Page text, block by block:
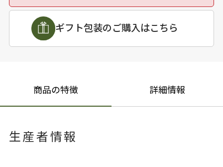
ギフト包装のご購入はこちら
商品の特徴 詳細情報
生産者情報